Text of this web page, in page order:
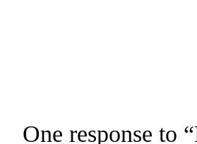
One response to